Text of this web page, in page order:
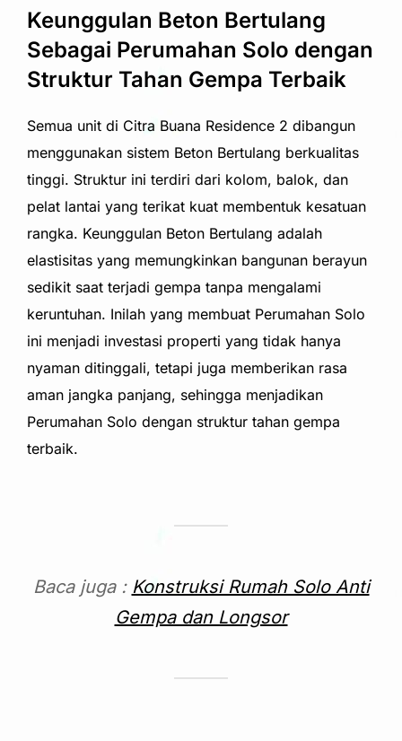
Keunggulan Beton Bertulang
Sebagai Perumahan Solo dengan
Struktur Tahan Gempa Terbaik
Semua unit di Citra Buana Residence 2 dibangun
menggunakan sistem Beton Bertulang berkualitas
tinggi. Struktur ini terdiri dari kolom, balok, dan
pelat lantai yang terikat kuat membentuk kesatuan
rangka. Keunggulan Beton Bertulang adalah
elastisitas yang memungkinkan bangunan berayun
sedikit saat terjadi gempa tanpa mengalami
keruntuhan. Inilah yang membuat Perumahan Solo
ini menjadi investasi properti yang tidak hanya
nyaman ditinggali, tetapi juga memberikan rasa
aman jangka panjang, sehingga menjadikan
Perumahan Solo dengan struktur tahan gempa
terbaik.
Baca juga : Konstruksi Rumah Solo Anti
Gempa dan Longsor